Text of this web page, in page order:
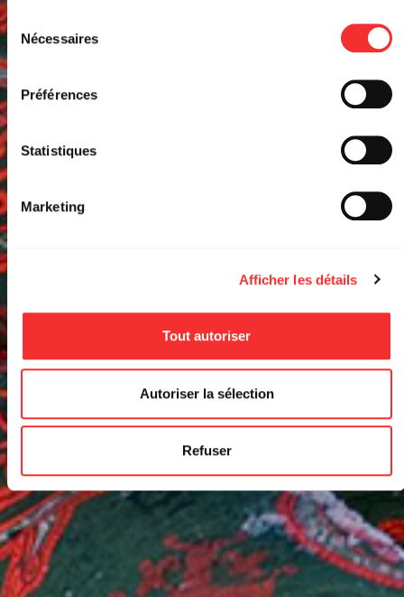
Sélection
consentement
Nécessaires
Préférences
Statistiques
Marketing
Afficher les détails
Tout autoriser
Autoriser la sélection
Refuser
MAXENCE + ELENA COPSI
CLUB TRANSBO